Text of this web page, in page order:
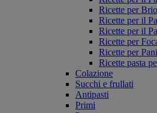
Ricette per
Ricette per il
Ricette per il
Ricette per
Ricette per
Ricette pasta
Colazione
Succhi e frullati
Antipasti
Primi